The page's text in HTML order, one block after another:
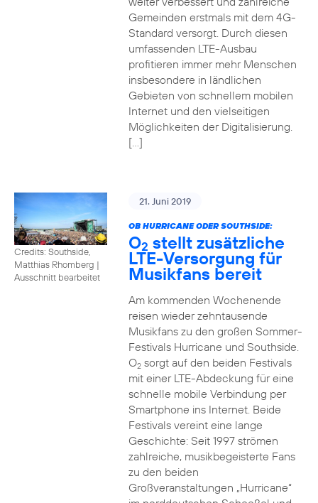
Gemeinden erstmals mit dem 4G-
Standard versorgt. Durch diesen
umfassenden LTE-Ausbau
profitieren immer mehr Menschen
insbesondere in ländlichen
Gebieten von schnellem mobilen
Internet und den vielseitigen
Möglichkeiten der Digitalisierung.
[…]
Credits: Southside,
Matthias Rhomberg |
Ausschnitt bearbeitet
21. Juni 2019
OB HURRICANE ODER SOUTHSIDE:
O2 stellt zusätzliche
LTE-Versorgung für
Musikfans bereit
Am kommenden Wochenende
reisen wieder zehntausende
Musikfans zu den großen Sommer-
Festivals Hurricane und Southside.
O2sorgt auf den beiden Festivals
mit einer LTE-Abdeckung für eine
schnelle mobile Verbindung per
Smartphone ins Internet. Beide
Festivals vereint eine lange
Geschichte: Seit 1997 strömen
zahlreiche, musikbegeisterte Fans
zu den beiden
Großveranstaltungen „Hurricane“